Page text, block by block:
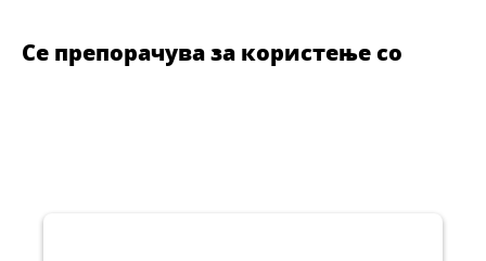
Се препорачува за користење со